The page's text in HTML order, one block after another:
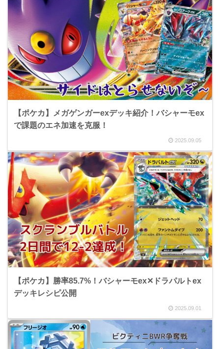
【ポケカ】メガゲンガーexデッキ紹介！バシャーモex
で課題のエネ加速を克服！
2025.09.05
【ポケカ】勝率85.7%！バシャーモex✕ドラパルトex
デッキレシピ公開
2025.09.01